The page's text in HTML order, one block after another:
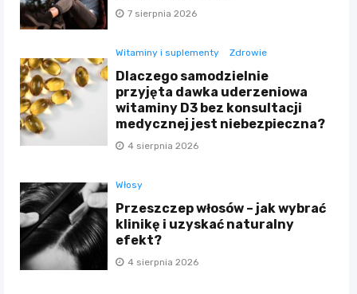
7 sierpnia 2026
Witaminy i suplementy Zdrowie
Dlaczego samodzielnie
przyjęta dawka uderzeniowa
witaminy D3 bez konsultacji
medycznej jest niebezpieczna?
4 sierpnia 2026
Włosy
Przeszczep włosów – jak wybrać
klinikę i uzyskać naturalny
efekt?
4 sierpnia 2026